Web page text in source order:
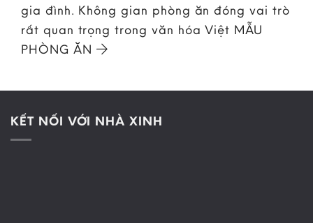
gia đình. Không gian phòng ăn đóng vai trò
rất quan trọng trong văn hóa Việt MẪU
PHÒNG ĂN
KẾT NỐI VỚI NHÀ XINH